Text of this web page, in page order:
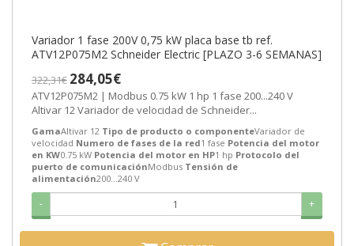
Variador 1 fase 200V 0,75 kW placa base tb ref.
ATV12P075M2 Schneider Electric [PLAZO 3-6 SEMANAS]
322,31€ 284,05€
ATV12P075M2 | Modbus 0.75 kW 1 hp 1 fase 200...240 V
Altivar 12 Variador de velocidad de Schneider...
GamaAltivar 12 Tipo de producto o componenteVariador de
velocidad Numero de fases de la red1 fase Potencia del motor
en KW0.75 kW Potencia del motor en HP1 hp Protocolo del
puerto de comunicaciónModbus Tensión de
alimentación200...240 V
- +